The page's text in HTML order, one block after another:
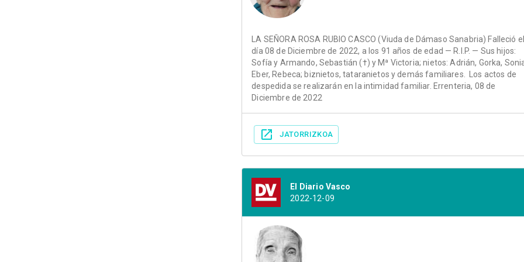
LA SEÑORA ROSA RUBIO CASCO (Viuda de Dámaso Sanabria) Falleció
día 08 de Diciembre de 2022, a los 91 años de edad — R.I.P. — Sus hijos:
Sofía y Armando, Sebastián (†) y Mª Victoria; nietos: Adrián, Gorka,
Eber, Rebeca; biznietos, tataranietos y demás familiares. Los actos de
despedida se realizarán en la intimidad familiar. Errenteria, 08 de
Diciembre de 2022
JATORRIZKOA
El Diario Vasco
2022-12-09